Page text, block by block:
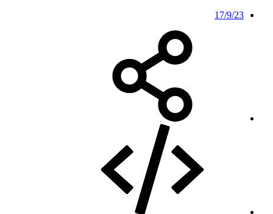
17/9/23